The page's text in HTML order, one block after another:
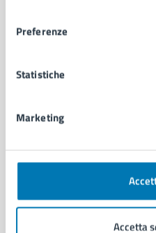
Preferenze
Statistiche
Marketing
Accetta
Personale amministrativo
Intranet, posta aziendale e
CATEGORIE DI SERVIZIO
Documenti e certificati
Educazione e formazione